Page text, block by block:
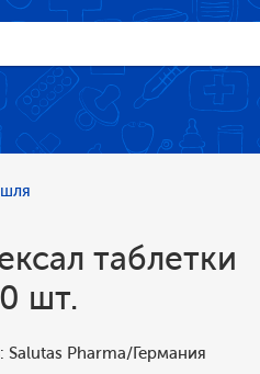
таблетки
шт.
Salutas Pharma/Германия